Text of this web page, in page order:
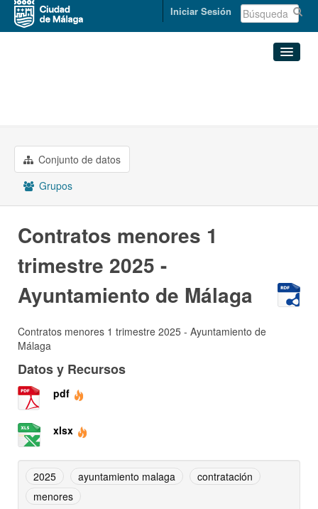
Iniciar Sesión
Grupos
Acerca de
Conjunto de datos
Grupos
Contratos menores 1
trimestre 2025 -
Ayuntamiento de Málaga
Contratos menores 1 trimestre 2025 - Ayuntamiento de
Málaga
Datos y Recursos
pdf
xlsx
2025 ayuntamiento malaga
contratación
menores